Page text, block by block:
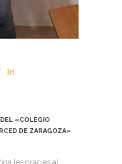
In
«COLEGIO
DE ZARAGOZA»
les gràcies al